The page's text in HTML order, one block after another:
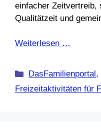
einfacher Zeitvertreib,
Qualitätzeit und
Weiterlesen …
Kategorien
DasFamilienportal ,
Freizeitaktivitäten für